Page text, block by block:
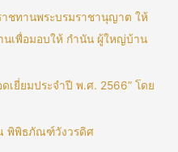
าชทานพระบรมราชานุญาต ให้
นเพื่อมอบให้ กำนัน ผู้ใหญ่บ้าน
เยี่ยมประจำปี พ.ศ. 2566” โดย
พิพิธภัณฑ์วังวรดิศ